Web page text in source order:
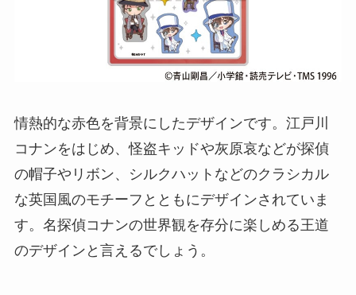
情熱的な赤色を背景にしたデザインです。江戸川
コナンをはじめ、怪盗キッドや灰原哀などが探偵
の帽子やリボン、シルクハットなどのクラシカル
な英国風のモチーフとともにデザインされていま
す。名探偵コナンの世界観を存分に楽しめる王道
のデザインと言えるでしょう。